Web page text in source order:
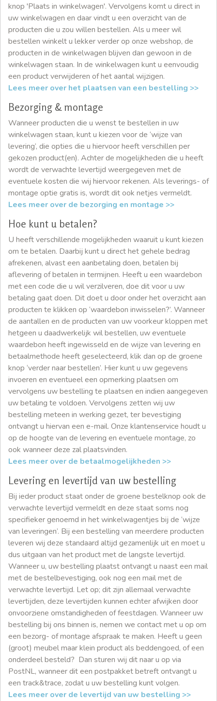
knop 'Plaats in winkelwagen'. Vervolgens komt u direct in
uw winkelwagen en daar vindt u een overzicht van de
producten die u zou willen bestellen. Als u meer wil
bestellen winkelt u lekker verder op onze webshop, de
producten in de winkelwagen blijven dan gewoon in de
winkelwagen staan. In de winkelwagen kunt u eenvoudig
een product verwijderen of het aantal wijzigen.
Lees meer over het plaatsen van een bestelling >>
Bezorging & montage
Wanneer producten die u wenst te bestellen in uw
winkelwagen staan, kunt u kiezen voor de ‘wijze van
levering’, die opties die u hiervoor heeft verschillen per
gekozen product(en). Achter de mogelijkheden die u heeft
wordt de verwachte levertijd weergegeven met de
eventuele kosten die wij hiervoor rekenen. Als leverings- of
montage optie gratis is, wordt dit ook netjes vermeldt.
Lees meer over de bezorging en montage >>
Hoe kunt u betalen?
U heeft verschillende mogelijkheden waaruit u kunt kiezen
om te betalen. Daarbij kunt u direct het gehele bedrag
afrekenen, alvast een aanbetaling doen, betalen bij
aflevering of betalen in termijnen. Heeft u een waardebon
met een code die u wil verzilveren, doe dit voor u uw
betaling gaat doen. Dit doet u door onder het overzicht aan
producten te klikken op ‘waardebon inwisselen?’. Wanneer
de aantallen en de producten van uw voorkeur kloppen met
hetgeen u daadwerkelijk wil bestellen, uw eventuele
waardebon heeft ingewisseld en de wijze van levering en
betaalmethode heeft geselecteerd, klik dan op de groene
knop ‘verder naar bestellen’. Hier kunt u uw gegevens
invoeren en eventueel een opmerking plaatsen om
vervolgens uw bestelling te plaatsen en indien aangegeven
uw betaling te voldoen. Vervolgens zetten wij uw
bestelling meteen in werking gezet, ter bevestiging
ontvangt u hiervan een e-mail. Onze klantenservice houdt u
op de hoogte van de levering en eventuele montage, zo
ook wanneer deze zal plaatsvinden.
Lees meer over de betaalmogelijkheden >>
Levering en levertijd van uw bestelling
Bij ieder product staat onder de groene bestelknop ook de
verwachte levertijd vermeldt en deze staat soms nog
specifieker genoemd in het winkelwagentjes bij de ‘wijze
van leveringen’. Bij een bestelling van meerdere producten
leveren wij deze standaard altijd gezamenlijk uit en moet u
dus uitgaan van het product met de langste levertijd.
Wanneer u, uw bestelling plaatst ontvangt u naast een mail
met de bestelbevestiging, ook nog een mail met de
verwachte levertijd. Let op; dit zijn allemaal verwachte
levertijden, deze levertijden kunnen echter afwijken door
onvoorziene omstandigheden of feestdagen. Wanneer uw
bestelling bij ons binnen is, nemen we contact met u op om
een bezorg- of montage afspraak te maken. Heeft u geen
(groot) meubel maar klein product als beddengoed, of een
onderdeel besteld? Dan sturen wij dit naar u op via
PostNL, wanneer dit een postpakket betreft ontvangt u
een track&trace, zodat u uw bestelling kunt volgen.
Lees meer over de levertijd van uw bestelling >>